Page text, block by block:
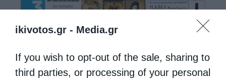
ikivotos.gr - Media.gr
If you wish to opt-out of the sale, sharing to
third parties, or processing of your personal